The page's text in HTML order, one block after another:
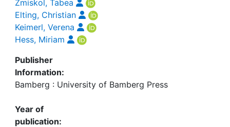
Zmiskol, Tabea
Elting, Christian
Keimerl, Verena
Hess, Miriam
Publisher
Information:
Bamberg : University of Bamberg Press
Year of
publication: